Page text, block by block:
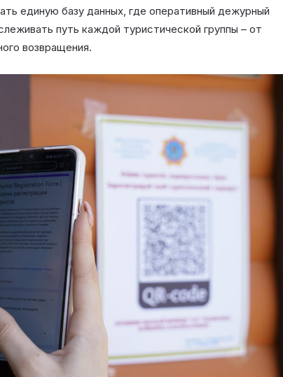
единую базу данных, где оперативный дежурный
путь каждой туристической группы – от
возвращения.